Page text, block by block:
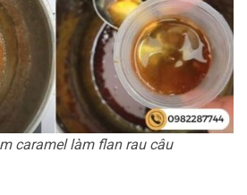
caramel làm flan rau câu